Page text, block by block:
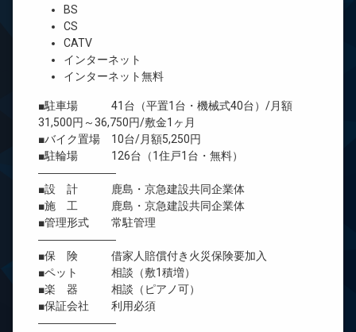
BS
CS
CATV
インターネット
インターネット無料
■駐車場 41台（平置1台・機械式40台）/月額
31,500円～36,750円/敷金1ヶ月
■バイク置場 10台/月額5,250円
■駐輪場 126台（1住戸1台・無料）
―――――――
■設 計 鹿島・京急建設共同企業体
■施 工 鹿島・京急建設共同企業体
■管理形式 常駐管理
―――――――
■保 険 借家人賠償付き火災保険要加入
■ペット 相談（敷1積増）
■楽 器 相談（ピアノ可）
■保証会社 利用必須
―――――――